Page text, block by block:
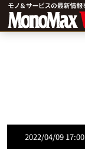
2022/04/09 17:00